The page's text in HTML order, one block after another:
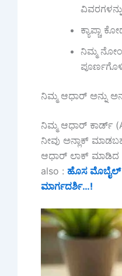
ಕ್ಯಾಪ್ಚಾ
ನಿಮ್ಮ
ನಿಮ್ಮ ಆಧಾರ್ ಅನ್ನು
ನಿಮ್ಮ ಆಧಾರ್ ಕಾರ್ಡ್
ನೀವು ಅನ್ಲಾಕ್
ಆಧಾರ್ ಲಾಕ್ ಮಾಡಿದ
also : ಹೊಸ ಮೊಬೈಲ್
ಮಾರ್ಗದರ್ಶಿ…!